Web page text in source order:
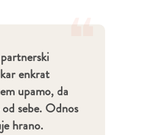
enkrat
upamo, da
sebe. Odnos
hrano.
❝